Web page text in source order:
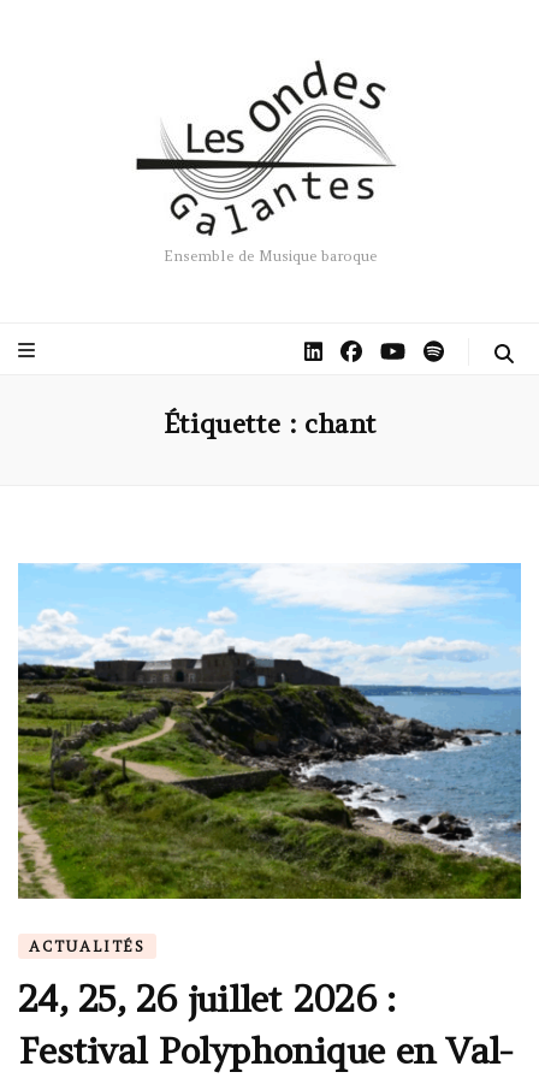
Ensemble de Musique baroque
Étiquette : chant
ACTUALITÉS
24, 25, 26 juillet 2026 :
Festival Polyphonique en Val-